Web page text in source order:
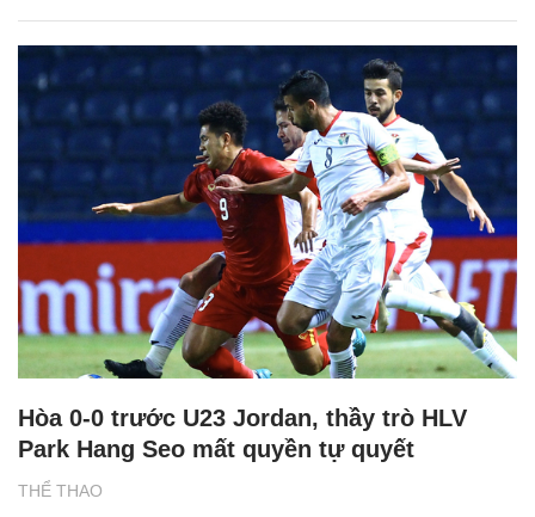
THỂ THAO
Hòa 0-0 trước U23 Jordan, thầy trò HLV
Park Hang Seo mất quyền tự quyết